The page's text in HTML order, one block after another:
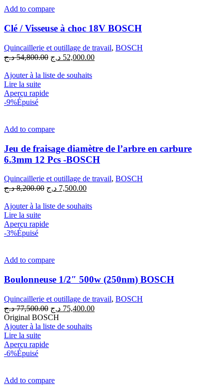
Add to compare
Clé / Visseuse à choc 18V BOSCH
Quincaillerie et outillage de travail, BOSCH
54,800.00 د.ج
Le
initial
52,000.00 د.ج
Le
Ajouter à la liste de souhaits
Lire la suite
Aperçu rapide
-9%Épuisé
Add to compare
Jeu de fraisage diamètre de l’arbre en carbure
6.3mm 12 Pcs -BOSCH
Quincaillerie et outillage de travail, BOSCH
8,200.00 د.ج
Le
initial
7,500.00 د.ج
Le
actuel
Ajouter à la liste de souhaits
Lire la suite
Aperçu rapide
-3%Épuisé
Add to compare
Boulonneuse 1/2″ 500w (250nm) BOSCH
Quincaillerie et outillage de travail, BOSCH
77,500.00 د.ج
Le
prix
initial
75,400.00 د.ج
Le
Original BOSCH
Ajouter à la liste de souhaits
Lire la suite
Aperçu rapide
-6%Épuisé
Add to compare